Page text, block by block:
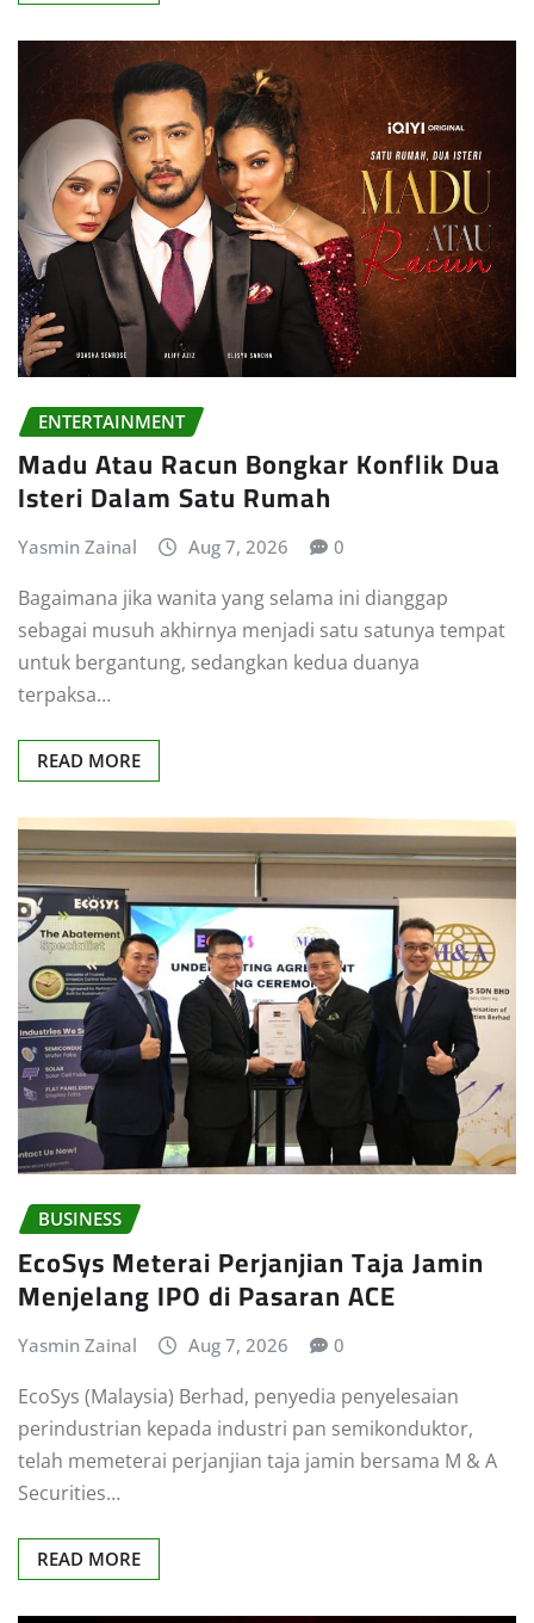
ENTERTAINMENT
Madu Atau Racun Bongkar Konflik Dua
Isteri Dalam Satu Rumah
Yasmin Zainal Aug 7, 2026 0
Bagaimana jika wanita yang selama ini dianggap
sebagai musuh akhirnya menjadi satu satunya tempat
untuk bergantung, sedangkan kedua duanya
terpaksa…
READ MORE
BUSINESS
EcoSys Meterai Perjanjian Taja Jamin
Menjelang IPO di Pasaran ACE
Yasmin Zainal Aug 7, 2026 0
EcoSys (Malaysia) Berhad, penyedia penyelesaian
perindustrian kepada industri pan semikonduktor,
telah memeterai perjanjian taja jamin bersama M & A
Securities…
READ MORE